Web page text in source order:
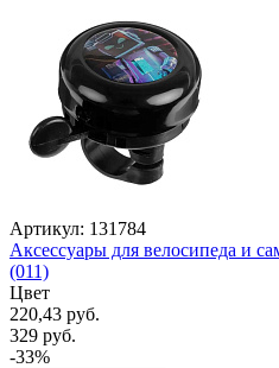
Артикул: 131784
Аксессуары для велосипеда и
(011)
Цвет
220,43 руб.
329 руб.
-33%